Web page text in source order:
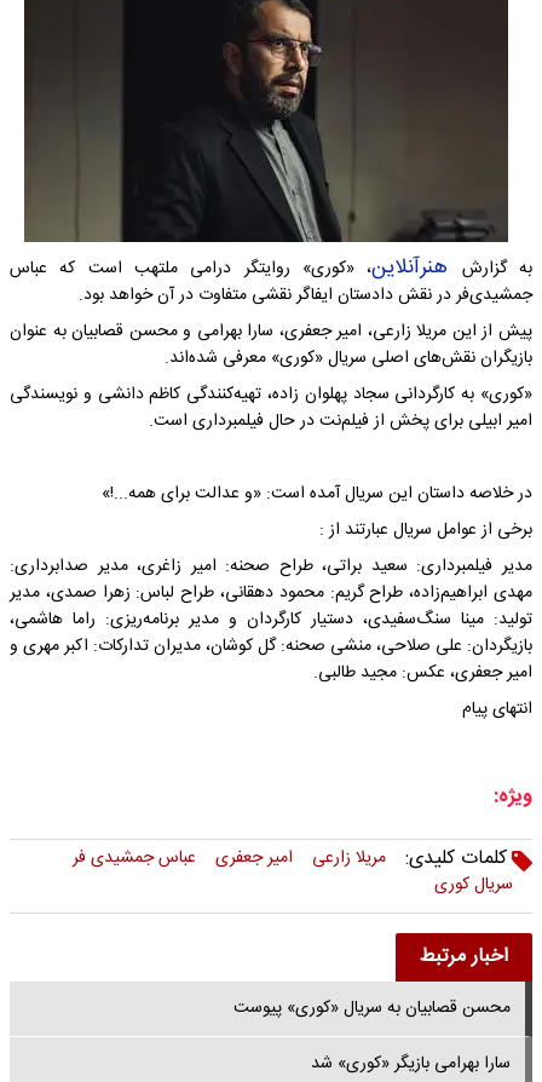
به گزارش هنرآنلاین، «کوری» روایتگر درامی ملتهب است که عباس
جمشیدی‌فر در نقش دادستان ایفاگر نقشی متفاوت در آن خواهد بود.
پیش از این مریلا زارعی، امیر جعفری، سارا بهرامی و محسن قصابیان به عنوان
بازیگران نقش‌های اصلی سریال «کوری» معرفی شده‌اند.
«کوری» به کارگردانی سجاد پهلوان زاده، تهیه‌کنندگی کاظم دانشی و نویسندگی
امیر ابیلی برای پخش از فیلم‌نت در حال فیلمبرداری است‌.
در خلاصه داستان این سریال آمده است: «و عدالت برای همه...!»
برخی از عوامل سریال عبارتند از :
مدیر فیلمبرداری: سعید براتی، طراح صحنه: امیر زاغری، مدیر صدابرداری:
مهدی ابراهیم‌زاده، طراح گریم: محمود دهقانی، طراح لباس: زهرا صمدی، مدیر
تولید: مینا سنگ‌سفیدی، دستیار کارگردان و مدیر برنامه‌ریزی: راما هاشمی،
بازیگردان: علی صلاحی، منشی صحنه: گل کوشان، مدیران تدارکات: اکبر مهری و
امیر جعفری، عکس: مجید طالبی.
انتهای پیام
ویژه:
کلمات کلیدی:
مریلا زارعی امیر جعفری
عباس جمشیدی فر
سریال کوری
اخبار مرتبط
محسن قصابیان به سریال «کوری» پیوست
سارا بهرامی بازیگر «کوری» شد